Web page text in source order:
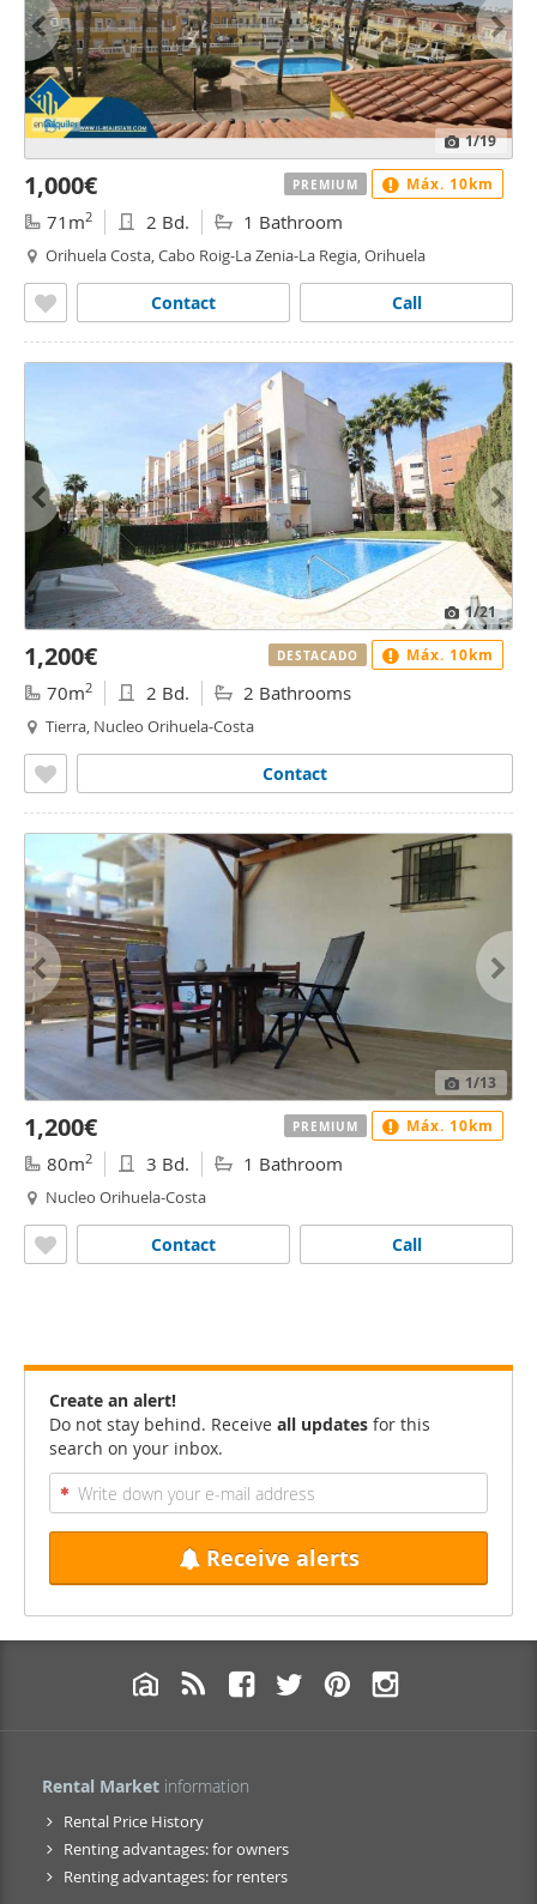
1/19
1,000€
71m2 2 Bd. 1 Bathroom
Orihuela Costa, Cabo Roig-La Zenia-La Regia, Orihuela
Call
Contact
PREMIUM Máx. 10km
1/21
1,200€
70m2 2 Bd. 2 Bathrooms
Tierra, Nucleo Orihuela-Costa
Contact
DESTACADO Máx. 10km
1/13
1,200€
80m2 3 Bd. 1 Bathroom
Nucleo Orihuela-Costa
Call
Contact
PREMIUM Máx. 10km
Create an alert!
Do not stay behind. Receive all updates for this
search on your inbox.
Receive alerts
Rental Market information
Rental Price History
Renting advantages: for owners
Renting advantages: for renters